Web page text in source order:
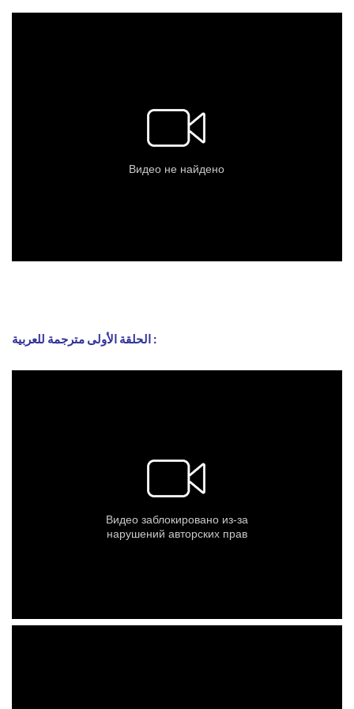
الحلقة الأولى مترجمة للعربية :